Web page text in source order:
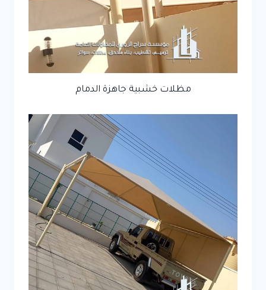
مظلات خشبية جاهزة الدمام